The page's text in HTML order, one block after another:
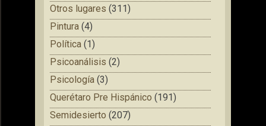
Otros lugares (311)
Pintura (4)
Política (1)
Psicoanálisis (2)
Psicología (3)
Querétaro Pre Hispánico (191)
Semidesierto (207)